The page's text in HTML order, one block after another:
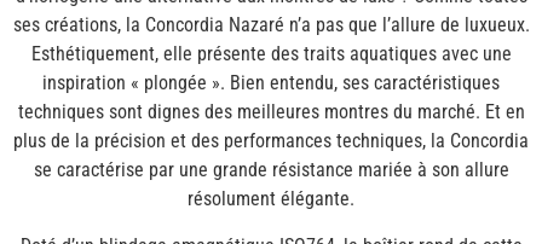
ses créations, la Concordia Nazaré n’a pas que l’allure de luxueux.
Esthétiquement, elle présente des traits aquatiques avec une
inspiration « plongée ». Bien entendu, ses caractéristiques
techniques sont dignes des meilleures montres du marché. Et en
plus de la précision et des performances techniques, la Concordia
se caractérise par une grande résistance mariée à son allure
résolument élégante.